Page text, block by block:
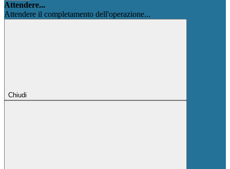
Attendere...
Attendere il completamento dell'operazione...
Chiudi